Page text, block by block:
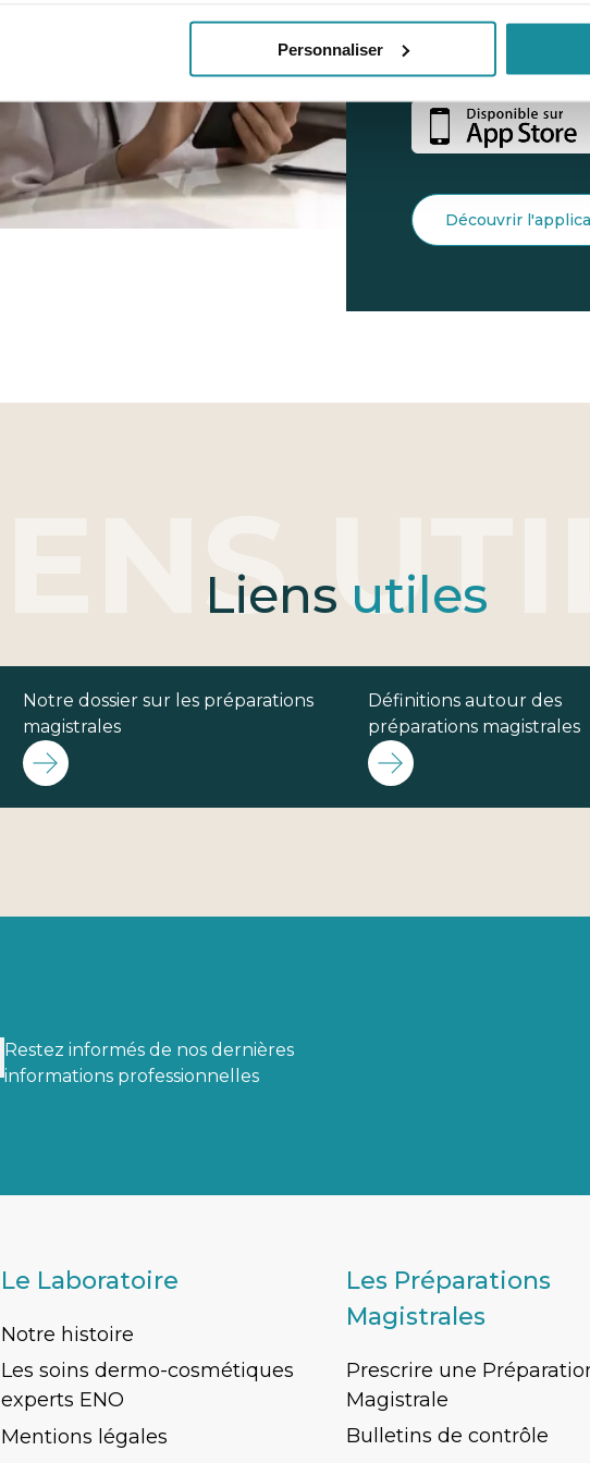
Personnaliser
Découvrir
Liens utiles
Notre dossier sur les préparations
magistrales
Définitions autour des
préparations magistrales
Restez informés de nos dernières
informations professionnelles
Le Laboratoire
Notre histoire
Les soins dermo-cosmétiques
experts ENO
Mentions légales
Les Préparations
Magistrales
Prescrire une
Magistrale
Bulletins de contrôle